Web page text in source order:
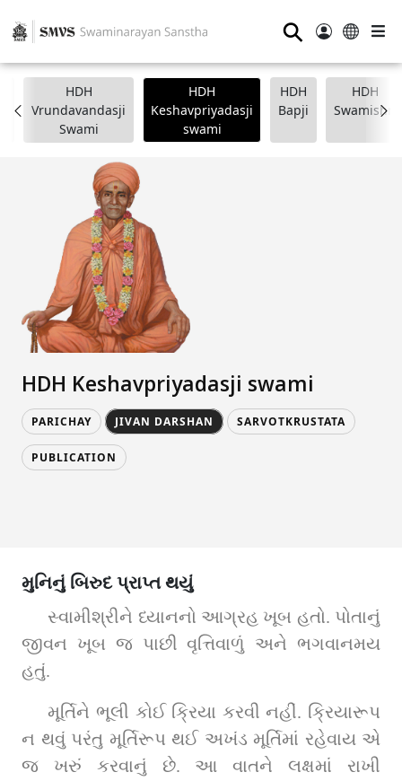
⚲
HDH
Vrundavandasji
Swami
HDH
Keshavpriyadasji
swami
HDH
Bapji
HDH
Swamishri
HDH Keshavpriyadasji swami
PARICHAY JIVAN DARSHAN SARVOTKRUSTATA
PUBLICATION
મુનિનું બિરુદ પ્રાપ્ત થયું
સ્વામીશ્રીને ધ્યાનનો આગ્રહ ખૂબ હતો. પોતાનું
જીવન ખૂબ જ પાછી વૃત્તિવાળું અને ભગવાનમય
હતું.
મૂર્તિને ભૂલી કોઈ ક્રિયા કરવી નહીં. ક્રિયારૂપ
ન થવું પરંતુ મૂર્તિરૂપ થઈ અખંડ મૂર્તિમાં રહેવાય એ
જ ખરું કરવાનું છે. આ વાતને લક્ષમાં રાખી